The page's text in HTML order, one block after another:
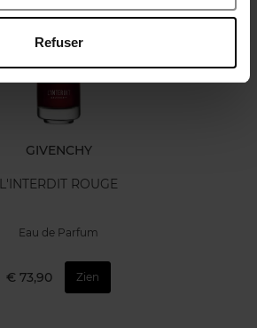
Refuser
Nieuw
GIVENCHY
L'INTERDIT ROUGE
Eau de Parfum
€ 73,90 Zien